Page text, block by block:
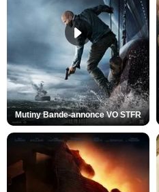
Mutiny Bande-annonce VO STFR